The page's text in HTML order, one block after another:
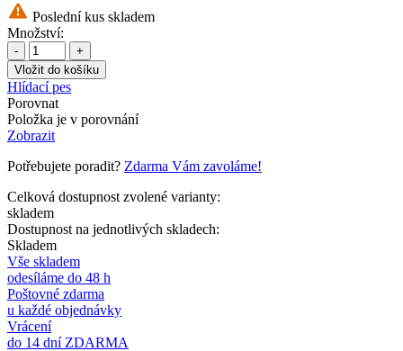
Poslední kus skladem
Množství:
- +
Hlídací pes
Porovnat
Položka je v porovnání
Zobrazit
Potřebujete poradit? Zdarma Vám zavoláme!
Celková dostupnost zvolené varianty:
skladem
Dostupnost na jednotlivých skladech:
Skladem
Vše skladem
odesíláme do 48 h
Poštovné zdarma
u každé objednávky
Vrácení
do 14 dní ZDARMA